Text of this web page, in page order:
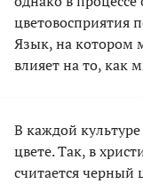
цветовосприятия
Язык, на котором
влияет на то, как
В каждой
цвете. Так, в
считается